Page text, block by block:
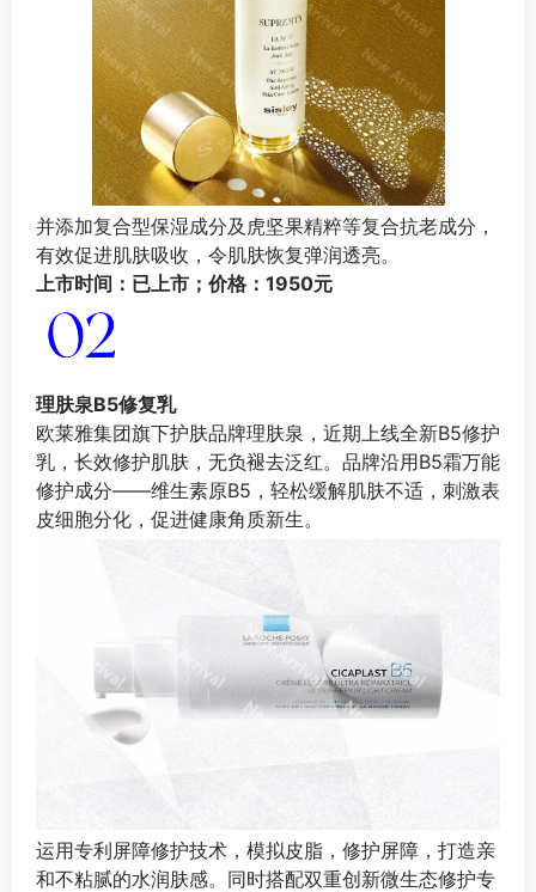
并添加复合型保湿成分及虎坚果精粹等复合抗老成分，
有效促进肌肤吸收，令肌肤恢复弹润透亮。
上市时间：已上市；价格：1950元
理肤泉B5修复乳
欧莱雅集团旗下护肤品牌理肤泉，近期上线全新B5修护
乳，长效修护肌肤，无负褪去泛红。品牌沿用B5霜万能
修护成分——维生素原B5，轻松缓解肌肤不适，刺激表
皮细胞分化，促进健康角质新生。
运用专利屏障修护技术，模拟皮脂，修护屏障，打造亲
和不粘腻的水润肤感。同时搭配双重创新微生态修护专